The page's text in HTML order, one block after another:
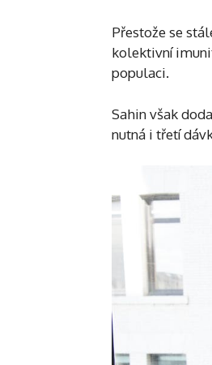
Přestože se
kolektivní
populaci.
Sahin však
nutná i třetí